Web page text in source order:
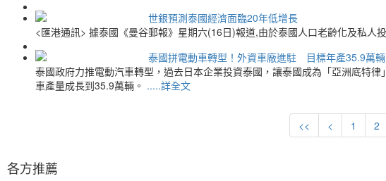
世銀預測泰國經濟面臨20年低增長
<匯港通訊> 據泰國《曼谷郵報》星期六(16日)報道,由於泰國人口老齡化及私人
泰國拼電動車轉型！外資車廠進駐 目標年產35.9萬輛
泰國政府力推電動汽車轉型，過去日本企業投資泰國，讓泰國成為「亞洲底特
車產量成長到35.9萬輛。 .....詳全文
<< < 1 2
各方推薦